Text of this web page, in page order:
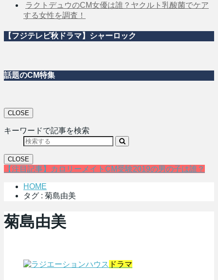
ラクトデュウのCM女優は誰？ヤクルト乳酸菌でケア
する女性を調査！
【フジテレビ秋ドラマ】シャーロック
話題のCM特集
CLOSE
キーワードで記事を検索
CLOSE
【注目記事】カロリーメイトCM受験2019の男の子は誰？
HOME
タグ : 菊島由美
菊島由美
ドラマ